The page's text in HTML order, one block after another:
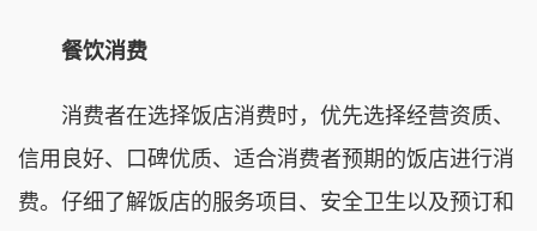
餐饮消费‌
消费者在选择饭店消费时，优先选择经营资质、
信用良好、口碑优质、适合消费者预期的饭店进行消
费。仔细了解饭店的服务项目、安全卫生以及预订和